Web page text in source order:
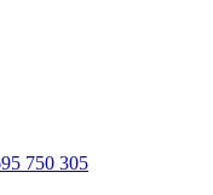
750 305